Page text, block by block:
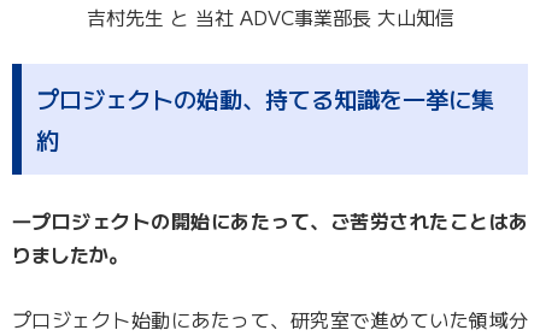
吉村先生 と 当社 ADVC事業部長 大山知信
プロジェクトの始動、持てる知識を一挙に集
約
―プロジェクトの開始にあたって、ご苦労されたことはあ
りましたか。
プロジェクト始動にあたって、研究室で進めていた領域分